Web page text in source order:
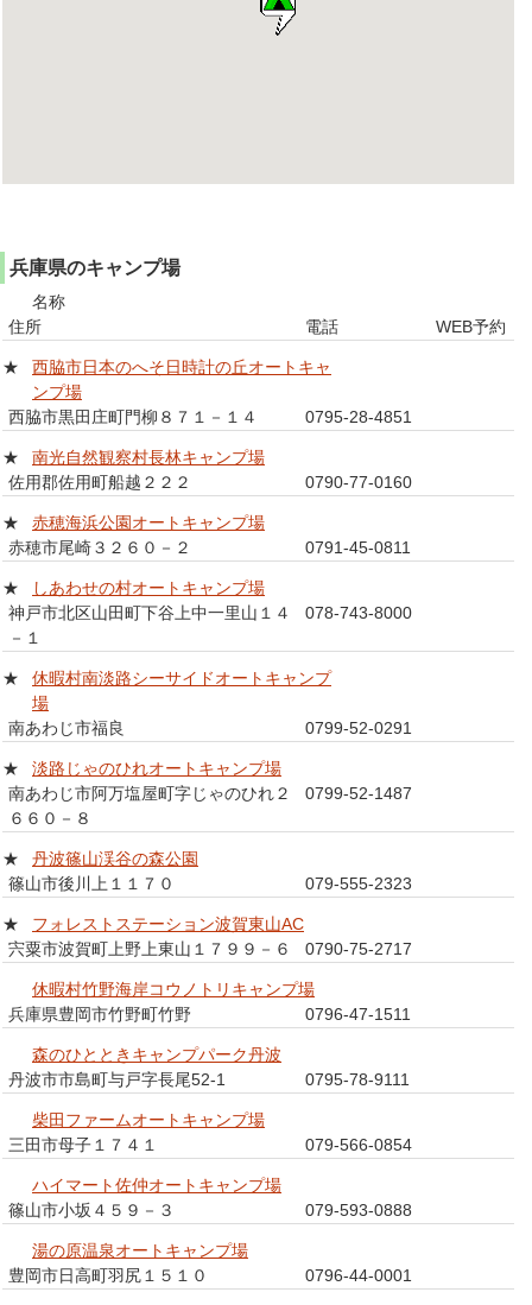
兵庫県のキャンプ場
名称
住所
電話 WEB予約
★
西脇市日本のへそ日時計の丘オートキャ
ンプ場
西脇市黒田庄町門柳８７１－１４
0795-28-4851
★
南光自然観察村長林キャンプ場
佐用郡佐用町船越２２２
0790-77-0160
★
赤穂海浜公園オートキャンプ場
赤穂市尾崎３２６０－２
0791-45-0811
★
しあわせの村オートキャンプ場
神戸市北区山田町下谷上中一里山１４
－１
078-743-8000
★
休暇村南淡路シーサイドオートキャンプ
場
南あわじ市福良
0799-52-0291
★
淡路じゃのひれオートキャンプ場
南あわじ市阿万塩屋町字じゃのひれ２
６６０－８
0799-52-1487
★
丹波篠山渓谷の森公園
篠山市後川上１１７０
079-555-2323
★
フォレストステーション波賀東山AC
宍粟市波賀町上野上東山１７９９－６
0790-75-2717
休暇村竹野海岸コウノトリキャンプ場
兵庫県豊岡市竹野町竹野
0796-47-1511
森のひとときキャンプパーク丹波
丹波市市島町与戸字長尾52-1
0795-78-9111
柴田ファームオートキャンプ場
三田市母子１７４１
079-566-0854
ハイマート佐仲オートキャンプ場
篠山市小坂４５９－３
079-593-0888
湯の原温泉オートキャンプ場
豊岡市日高町羽尻１５１０
0796-44-0001